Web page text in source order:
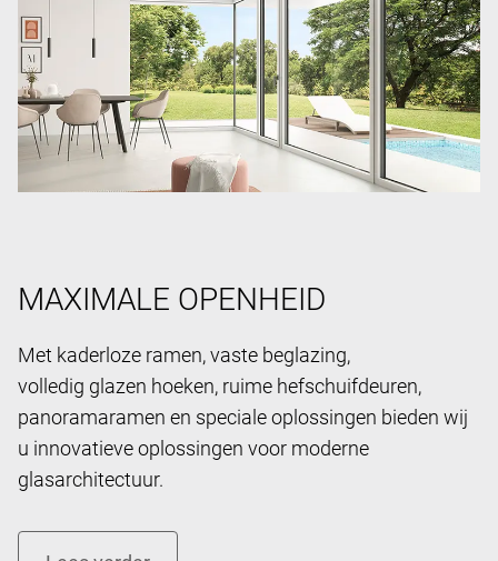
MAXIMALE OPENHEID
Met kaderloze ramen, vaste beglazing,
volledig glazen hoeken, ruime hefschuifdeuren,
panoramaramen en speciale oplossingen bieden wij
u innovatieve oplossingen voor moderne
glasarchitectuur.